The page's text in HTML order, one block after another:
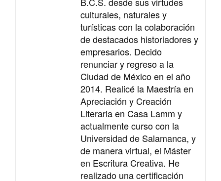
culturales, naturales y
turísticas con la colaboración
de destacados historiadores y
empresarios. Decido
renunciar y regreso a la
Ciudad de México en el año
2014. Realicé la Maestría en
Apreciación y Creación
Literaria en Casa Lamm y
actualmente curso con la
Universidad de Salamanca, y
de manera virtual, el Máster
en Escritura Creativa. He
realizado una certificación